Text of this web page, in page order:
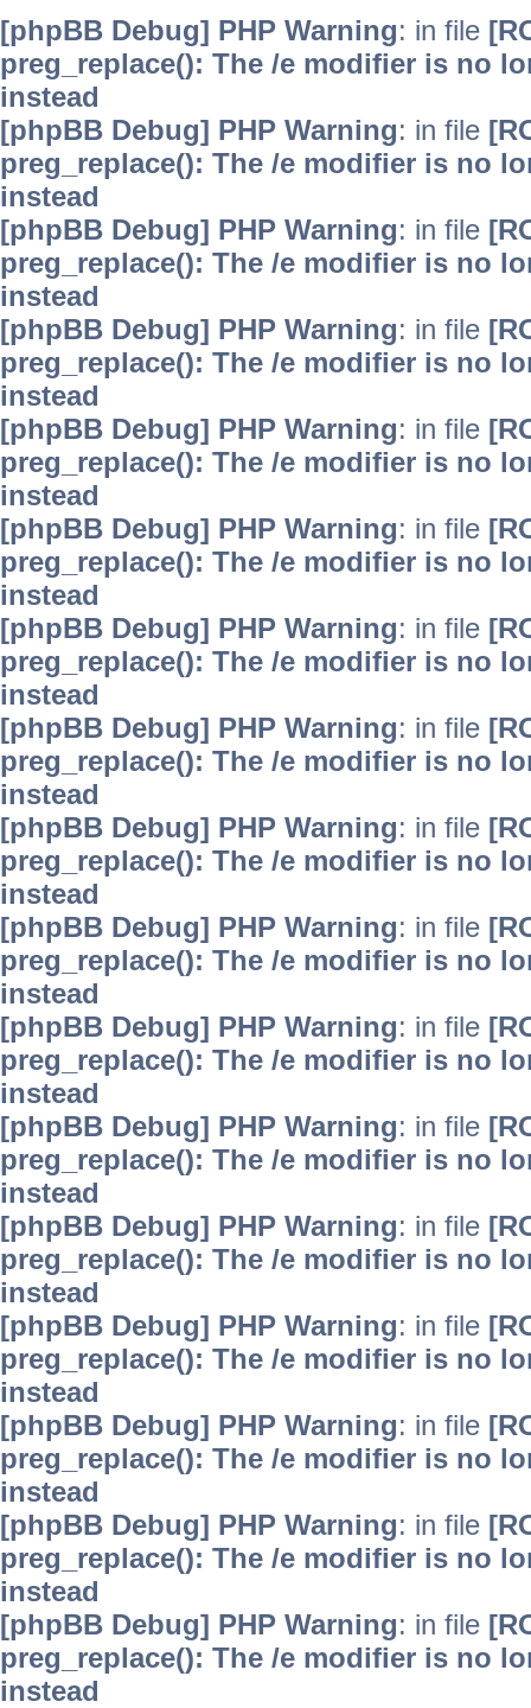
[phpBB Debug] PHP Warning: in file
preg_replace(): The /e modifier is no
instead
[phpBB Debug] PHP Warning: in file
preg_replace(): The /e modifier is no
instead
[phpBB Debug] PHP Warning: in file
preg_replace(): The /e modifier is no
instead
[phpBB Debug] PHP Warning: in file
preg_replace(): The /e modifier is no
instead
[phpBB Debug] PHP Warning: in file
preg_replace(): The /e modifier is no
instead
[phpBB Debug] PHP Warning: in file
preg_replace(): The /e modifier is no
instead
[phpBB Debug] PHP Warning: in file
preg_replace(): The /e modifier is no
instead
[phpBB Debug] PHP Warning: in file
preg_replace(): The /e modifier is no
instead
[phpBB Debug] PHP Warning: in file
preg_replace(): The /e modifier is no
instead
[phpBB Debug] PHP Warning: in file
preg_replace(): The /e modifier is no
instead
[phpBB Debug] PHP Warning: in file
preg_replace(): The /e modifier is no
instead
[phpBB Debug] PHP Warning: in file
preg_replace(): The /e modifier is no
instead
[phpBB Debug] PHP Warning: in file
preg_replace(): The /e modifier is no
instead
[phpBB Debug] PHP Warning: in file
preg_replace(): The /e modifier is no
instead
[phpBB Debug] PHP Warning: in file
preg_replace(): The /e modifier is no
instead
[phpBB Debug] PHP Warning: in file
preg_replace(): The /e modifier is no
instead
[phpBB Debug] PHP Warning: in file
preg_replace(): The /e modifier is no
instead